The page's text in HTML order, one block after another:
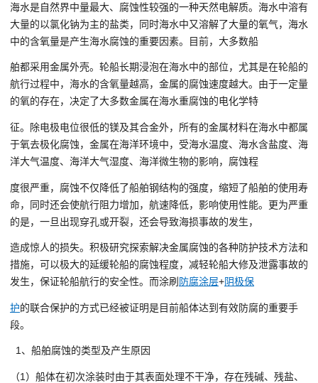
海水是自然界中量最大、腐蚀性较强的一种天然电解质。海水中溶有
大量的以氯化钠为主的盐类，同时海水中又溶解了大量的氧气，海水
中的含氧量是产生海水腐蚀的重要因素。目前，大多数船
舶都采用金属外壳。轮船长期浸泡在海水中的部位，尤其是在轮船的
航行过程中，海水的含氧量越高，金属的腐蚀速度越大。由于一定量
的氧的存在，决定了大多数金属在海水重腐蚀的电化学特
征。除电极电位很低的镁及其合金外，所有的金属材料在海水中都属
于氧去极化腐蚀，金属在海洋环境中，受海水温度、海水含盐度、海
洋大气温度、海洋大气湿度、海洋微生物的影响，腐蚀程
度很严重，腐蚀不仅降低了船舶钢结构的强度，缩短了船舶的使用寿
命，同时还会使航行阻力增加，航速降低，影响使用性能。更为严重
的是，一旦出现穿孔或开裂，还会导致海损事故的发生，
造成惊人的损失。积极研究探索解决金属腐蚀的各种防护技术方法和
措施，可以极大的延缓轮船的腐蚀程度，减轻轮船大修及泄露事故的
发生，保证轮船航行的安全性。而涂刷 防腐涂层+阴极保
护的联合保护的方式已经被证明是目前船体达到有效防腐的重要手
段。
1、船舶腐蚀的类型及产生原因
（1）船体在初次涂装时由于其表面处理不干净，存在残碱、残盐、